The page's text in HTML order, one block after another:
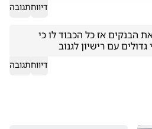
דיווחתגובה
עם רישיון לגנוב
דיווחתגובה